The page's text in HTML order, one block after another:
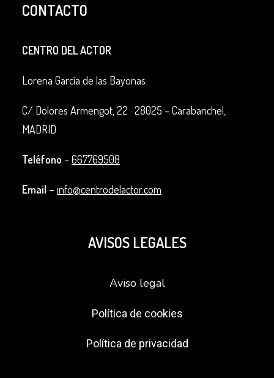
CONTACTO
CENTRO DEL ACTOR
Lorena García de las Bayonas
C/ Dolores Armengot, 22 · 28025 – Carabanchel,
MADRID
Teléfono –667769508
Email – info@centrodelactor.com
AVISOS LEGALES
Aviso legal
Política de cookies
Política de privacidad